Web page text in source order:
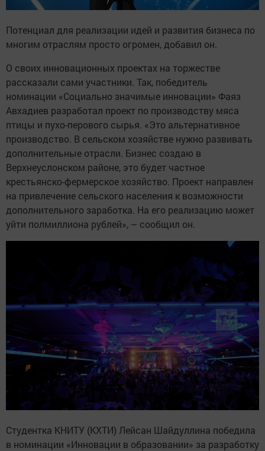
Потенциал для реализации идей и развития бизнеса по
многим отраслям просто огромен, добавил он.
О своих инновационных проектах на торжестве
рассказали сами участники. Так, победитель
номинации «Социально значимые инновации» Фаяз
Авхадиев разработал проект по производству мяса
птицы и пухо-перового сырья. «Это альтернативное
производство. В сельском хозяйстве нужно развивать
дополнительные отрасли. Бизнес создаю в
Верхнеуслонском районе, это будет частное
крестьянско-фермерское хозяйство. Проект направлен
на привлечение сельского населения к возможности
дополнительного заработка. На его реализацию может
уйти полмиллиона рублей», – сообщил он.
Студентка КНИТУ (КХТИ) Лейсан Шайдуллина победила
в номинации «Инновации в образовании» за разработку